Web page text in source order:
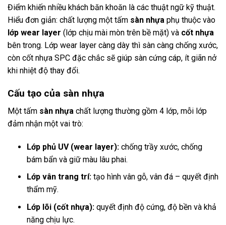
Điểm khiến nhiều khách băn khoăn là các thuật ngữ kỹ thuật.
Hiểu đơn giản: chất lượng một tấm sàn nhựa phụ thuộc vào
lớp wear layer (lớp chịu mài mòn trên bề mặt) và cốt nhựa
bên trong. Lớp wear layer càng dày thì sàn càng chống xước,
còn cốt nhựa SPC đặc chắc sẽ giúp sàn cứng cáp, ít giãn nở
khi nhiệt độ thay đổi.
Cấu tạo của sàn nhựa
Một tấm sàn nhựa chất lượng thường gồm 4 lớp, mỗi lớp
đảm nhận một vai trò:
Lớp phủ UV (wear layer): chống trầy xước, chống
bám bẩn và giữ màu lâu phai.
Lớp vân trang trí: tạo hình vân gỗ, vân đá – quyết định
thẩm mỹ.
Lớp lõi (cốt nhựa): quyết định độ cứng, độ bền và khả
năng chịu lực.